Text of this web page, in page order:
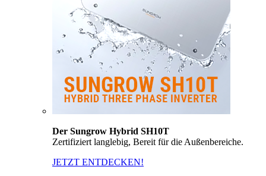
Der Sungrow Hybrid SH10T
Zertifiziert langlebig, Bereit für die Außenbereiche.
JETZT ENTDECKEN!